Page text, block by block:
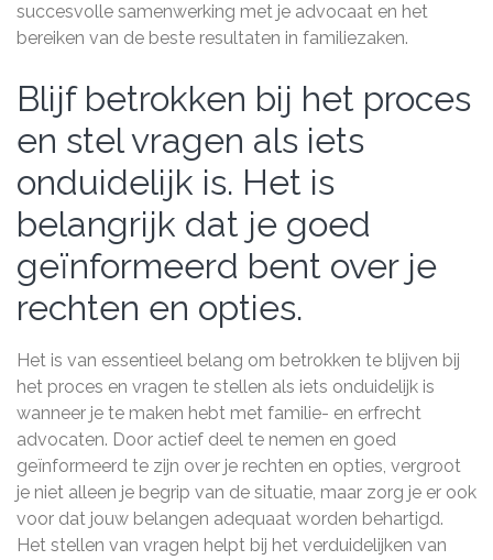
succesvolle samenwerking met je advocaat en het
bereiken van de beste resultaten in familiezaken.
Blijf betrokken bij het proces
en stel vragen als iets
onduidelijk is. Het is
belangrijk dat je goed
geïnformeerd bent over je
rechten en opties.
Het is van essentieel belang om betrokken te blijven bij
het proces en vragen te stellen als iets onduidelijk is
wanneer je te maken hebt met familie- en erfrecht
advocaten. Door actief deel te nemen en goed
geïnformeerd te zijn over je rechten en opties, vergroot
je niet alleen je begrip van de situatie, maar zorg je er ook
voor dat jouw belangen adequaat worden behartigd.
Het stellen van vragen helpt bij het verduidelijken van